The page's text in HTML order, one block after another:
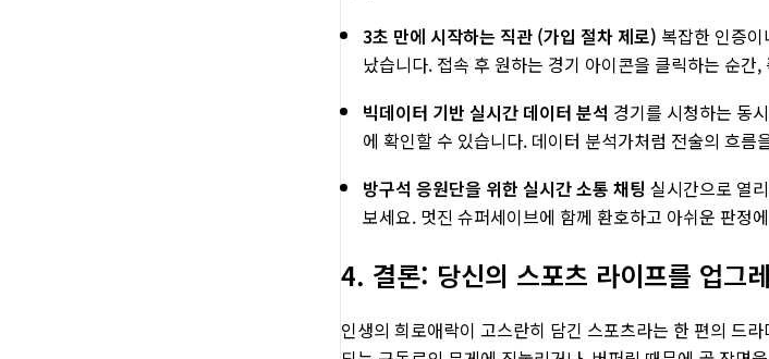
3초 만에 시작하는 직관 (가입 절차 제로) 복잡한 인증
났습니다. 접속 후 원하는 경기 아이콘을 클릭하는 순간
빅데이터 기반 실시간 데이터 분석 경기를 시청하는 동
에 확인할 수 있습니다. 데이터 분석가처럼 전술의 흐름
방구석 응원단을 위한 실시간 소통 채팅 실시간으로 열
보세요. 멋진 슈퍼세이브에 함께 환호하고 아쉬운 판정
4. 결론: 당신의 스포츠 라이프를 업그
인생의 희로애락이 고스란히 담긴 스포츠라는 한 편의 드